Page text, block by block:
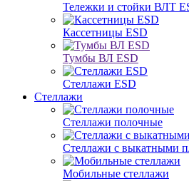
Тележки и стойки ВЛТ
Кассетницы ESD
Тумбы ВЛ ESD
Стеллажи ESD
Стеллажи
Стеллажи полочные
Стеллажи с выкатными
Мобильные стеллажи